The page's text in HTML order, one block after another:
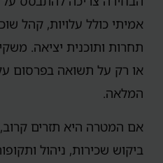
אמיתי כולל עלויות, קהל
תחרות ותוכנית יציאה.
או רק על תשואה בפרסום
המלאה.
אם המטרה היא תזרים קרוב,
ביקוש שכירות, ניהול